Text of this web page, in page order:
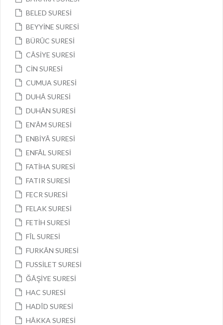
BELED SURESİ
BEYYİNE SURESİ
BÜRÛC SURESİ
CÂSİYE SURESİ
CİN SURESİ
CUMUA SURESİ
DUHÂ SURESİ
DUHÂN SURESİ
EN’ÂM SURESİ
ENBİYÂ SURESİ
ENFÂL SURESİ
FATİHA SURESİ
FATIR SURESİ
FECR SURESİ
FELAK SURESİ
FETİH SURESİ
FÎL SURESİ
FURKÂN SURESİ
FUSSİLET SURESİ
ĞÂŞİYE SURESİ
HAC SURESİ
HADÎD SURESİ
HÂKKA SURESİ